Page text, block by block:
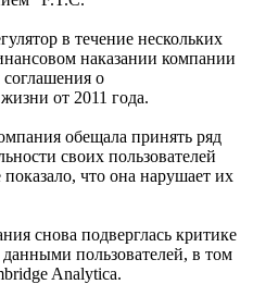
в течение нескольких
наказании компании
о
от 2011 года.
обещала принять ряд
своих пользователей
показало, что она нарушает их
снова подверглась критике
пользователей, в том
Analytica.